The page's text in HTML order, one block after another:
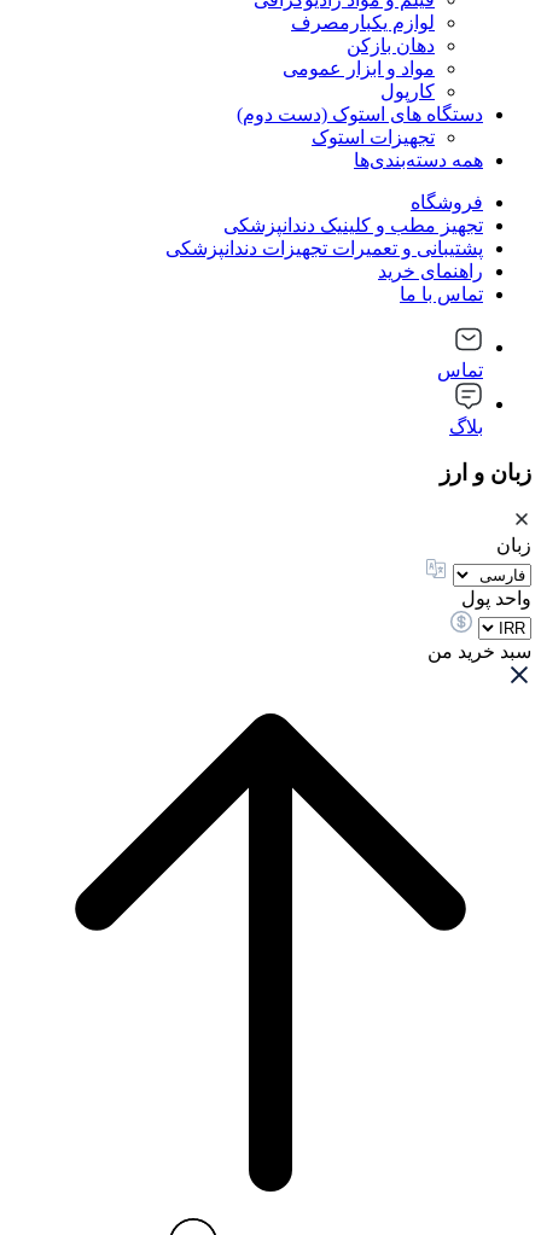
لوازم یکبارمصرف
دهان بازکن
مواد و ابزار عمومی
کارپول
دستگاه های استوک (دست دوم)
تجهیزات استوک
همه دسته‌بندی‌ها
فروشگاه
تجهیز مطب و کلینیک دندانپزشکی
پشتیبانی و تعمیرات تجهیزات دندانپزشکی
راهنمای خرید
تماس با ما
تماس
بلاگ
زبان و ارز
زبان
واحد پول
سبد خرید من